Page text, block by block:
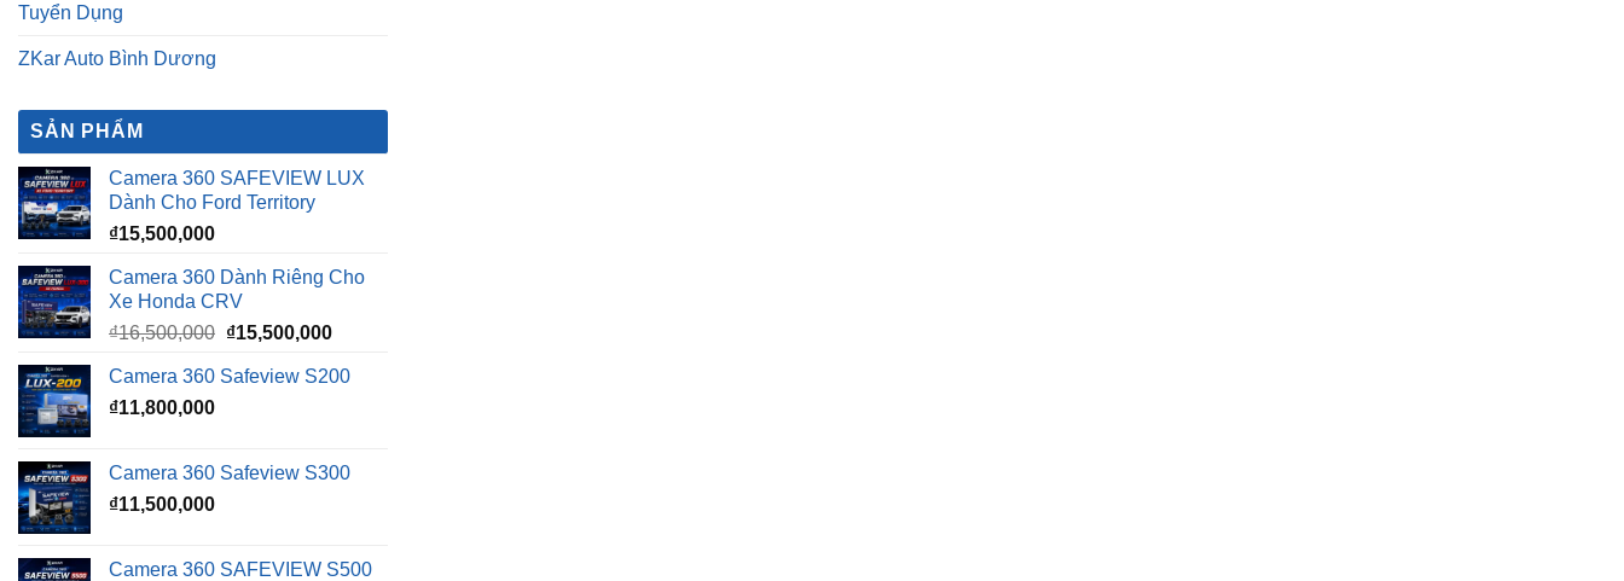
Tuyển Dụng
ZKar Auto Bình Dương
SẢN PHẨM
Camera 360 SAFEVIEW LUX
Dành Cho Ford Territory
₫15,500,000
Camera 360 Dành Riêng Cho
Xe Honda CRV
₫16,500,000 Giá
là:
₫15,500,000Giá
tại
Camera 360 Safeview S200
₫11,800,000
Camera 360 Safeview S300
₫11,500,000
Camera 360 SAFEVIEW S500